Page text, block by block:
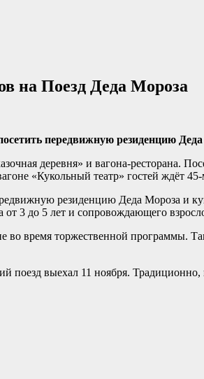
на Поезд Деда Мороза
передвижную резиденцию
деревня» и вагона-ресторана.
«Кукольный театр» гостей ждёт
резиденцию Деда Мороза и
3 до 5 лет и сопровождающего
время торжественной программы.
выехал 11 ноября.